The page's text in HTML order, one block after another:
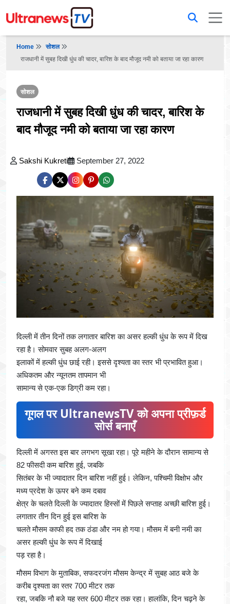
Home
सोशल
राजधानी में सुबह दिखी धुंध की चादर, बारिश के बाद मौजूद नमी को बताया जा रहा कारण
सोशल
राजधानी में सुबह दिखी धुंध की चादर, बारिश के
बाद मौजूद नमी को बताया जा रहा कारण
Sakshi Kukreti September 27, 2022
दिल्ली में तीन दिनों तक लगातार बारिश का असर हल्की धुंध के रूप में दिख
रहा है। सोमवार सुबह अलग-अलग
इलाकों में हल्की धुंध छाई रही। इससे दृश्यता का स्तर भी प्रभावित हुआ।
अधिकतम और न्यूनतम तापमान भी
सामान्य से एक-एक डिग्री कम रहा।
गूगल पर UltranewsTV को अपना प्रीफ़र्ड
सोर्स बनाएँ
दिल्ली में अगस्त इस बार लगभग सूखा रहा। पूरे महीने के दौरान सामान्य से
82 फीसदी कम बारिश हुई, जबकि
सितंबर के भी ज्यादातर दिन बारिश नहीं हुई। लेकिन, पश्चिमी विक्षोभ और
मध्य प्रदेश के ऊपर बने कम दबाव
क्षेत्र के चलते दिल्ली के ज्यादातर हिस्सों में पिछले सप्ताह अच्छी बारिश हुई।
लगातार तीन दिन हुई इस बारिश के
चलते मौसम काफी हद तक ठंडा और नम हो गया। मौसम में बनी नमी का
असर हल्की धुंध के रूप में दिखाई
पड़ रहा है।
मौसम विभाग के मुताबिक, सफदरजंग मौसम केन्द्र में सुबह आठ बजे के
करीब दृश्यता का स्तर 700 मीटर तक
रहा, जबकि नौ बजे यह स्तर 600 मीटर तक रहा। हालांकि, दिन चढ़ने के